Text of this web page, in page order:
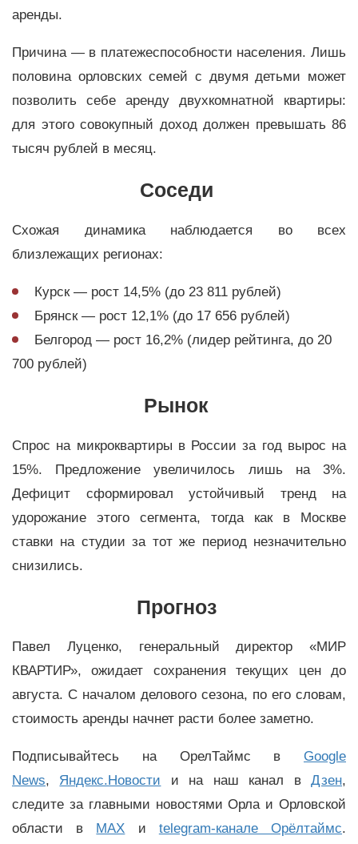
аренды.
Причина — в платежеспособности населения. Лишь
половина орловских семей с двумя детьми может
позволить себе аренду двухкомнатной квартиры:
для этого совокупный доход должен превышать 86
тысяч рублей в месяц.
Соседи
Схожая динамика наблюдается во всех
близлежащих регионах:
Курск — рост 14,5% (до 23 811 рублей)
Брянск — рост 12,1% (до 17 656 рублей)
Белгород — рост 16,2% (лидер рейтинга, до 20
700 рублей)
Рынок
Спрос на микроквартиры в России за год вырос на
15%. Предложение увеличилось лишь на 3%.
Дефицит сформировал устойчивый тренд на
удорожание этого сегмента, тогда как в Москве
ставки на студии за тот же период незначительно
снизились.
Прогноз
Павел Луценко, генеральный директор «МИР
КВАРТИР», ожидает сохранения текущих цен до
августа. С началом делового сезона, по его словам,
стоимость аренды начнет расти более заметно.
Подписывайтесь на ОрелТаймс в Google
News, Яндекс.Новости и на наш канал вДзен,
следите за главными новостями Орла и Орловской
области в MAX и telegram-канале Орёлтаймс.